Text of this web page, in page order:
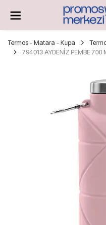
Termos - Matara - Kupa
794013 AYDENİZ PEMBE 700